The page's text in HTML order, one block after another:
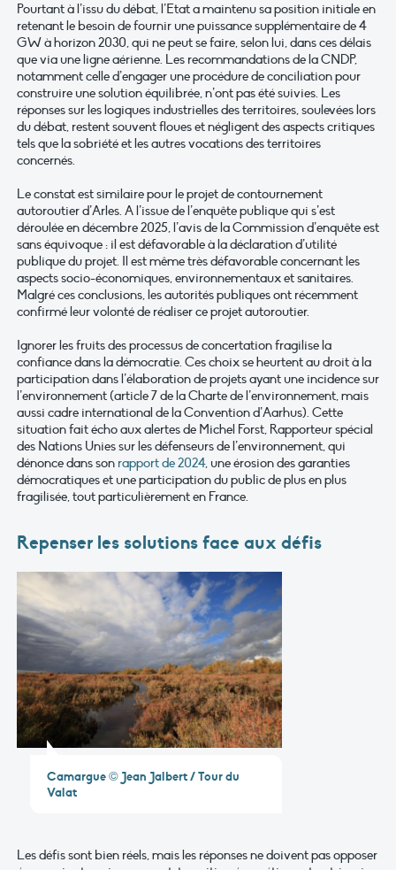
Pourtant à l’issu du débat, l’Etat a maintenu sa position initiale en
retenant le besoin de fournir une puissance supplémentaire de 4
GW à horizon 2030, qui ne peut se faire, selon lui, dans ces délais
que via une ligne aérienne. Les recommandations de la CNDP,
notamment celle d’engager une procédure de conciliation pour
construire une solution équilibrée, n’ont pas été suivies. Les
réponses sur les logiques industrielles des territoires, soulevées lors
du débat, restent souvent floues et négligent des aspects critiques
tels que la sobriété et les autres vocations des territoires
concernés.
Le constat est similaire pour le projet de contournement
autoroutier d’Arles. A l’issue de l’enquête publique qui s’est
déroulée en décembre 2025, l’avis de la Commission d’enquête est
sans équivoque : il est défavorable à la déclaration d’utilité
publique du projet. Il est même très défavorable concernant les
aspects socio-économiques, environnementaux et sanitaires.
Malgré ces conclusions, les autorités publiques ont récemment
confirmé leur volonté de réaliser ce projet autoroutier.
Ignorer les fruits des processus de concertation fragilise la
confiance dans la démocratie. Ces choix se heurtent au droit à la
participation dans l’élaboration de projets ayant une incidence sur
l’environnement (article 7 de la Charte de l’environnement, mais
aussi cadre international de la Convention d’Aarhus). Cette
situation fait écho aux alertes de Michel Forst, Rapporteur spécial
des Nations Unies sur les défenseurs de l’environnement, qui
dénonce dans son rapport de 2024, une érosion des garanties
démocratiques et une participation du public de plus en plus
fragilisée, tout particulièrement en France.
Repenser les solutions face aux défis
Camargue © Jean Jalbert / Tour du
Valat
Les défis sont bien réels, mais les réponses ne doivent pas opposer